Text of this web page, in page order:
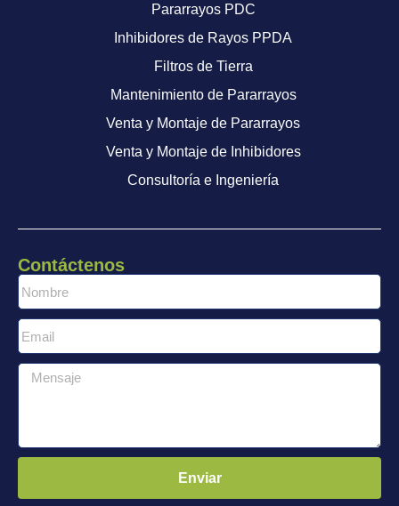
Pararrayos PDC
Inhibidores de Rayos PPDA
Filtros de Tierra
Mantenimiento de Pararrayos
Venta y Montaje de Pararrayos
Venta y Montaje de Inhibidores
Consultoría e Ingeniería
Contáctenos
Enviar